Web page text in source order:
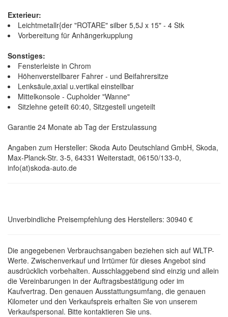
Exterieur:
Leichtmetallr{der "ROTARE" silber 5,5J x 15" - 4 Stk
Vorbereitung für Anhängerkupplung
Sonstiges:
Fensterleiste in Chrom
Höhenverstellbarer Fahrer - und Beifahrersitze
Lenksäule,axial u.vertikal einstellbar
Mittelkonsole - Cupholder "Wanne"
Sitzlehne geteilt 60:40, Sitzgestell ungeteilt
Garantie 24 Monate ab Tag der Erstzulassung
Angaben zum Hersteller: Skoda Auto Deutschland GmbH, Skoda,
Max-Planck-Str. 3-5, 64331 Weiterstadt, 06150/133-0,
info(at)skoda-auto.de
Unverbindliche Preisempfehlung des Herstellers: 30940 €
Die angegebenen Verbrauchsangaben beziehen sich auf WLTP-
Werte. Zwischenverkauf und Irrtümer für dieses Angebot sind
ausdrücklich vorbehalten. Ausschlaggebend sind einzig und allein
die Vereinbarungen in der Auftragsbestätigung oder im
Kaufvertrag. Den genauen Ausstattungsumfang, die genauen
Kilometer und den Verkaufspreis erhalten Sie von unserem
Verkaufspersonal. Bitte kontaktieren Sie uns.